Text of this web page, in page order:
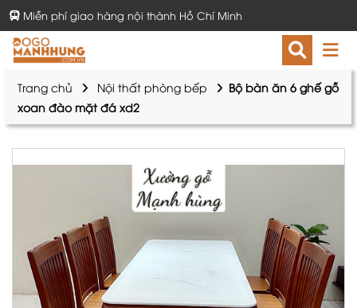
Miễn phí giao hàng nội thành Hồ Chí Minh
Trang chủ Nội thất phòng bếp
Bộ bàn ăn 6 ghế gỗ
xoan đào mặt đá xd2